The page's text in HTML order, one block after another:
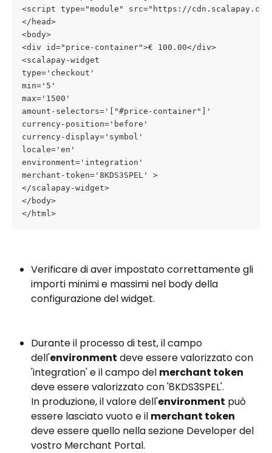
<script type="module" src="https://
</head>
<body>
<div id="price-container">€ 100.00</div>
<scalapay-widget
type='checkout'
min='5'
max='1500'
amount-selectors='["#price-container"]'
currency-position='before'
currency-display='symbol'
locale='en'
environment='integration'
merchant-token='8KDS3SPEL' >
</scalapay-widget>
</body>
</html>
Verificare di aver impostato correttamente gli
importi minimi e massimi nel body della
configurazione del widget.
Durante il processo di test, il campo
dell'environment deve essere valorizzato con
'integration' e il campo del merchant token
deve essere valorizzato con '8KDS3SPEL'.
In produzione, il valore dell'environment può
essere lasciato vuoto e il merchant token
deve essere quello nella sezione Developer del
vostro Merchant Portal.